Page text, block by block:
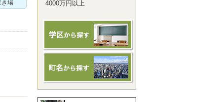
き場
4000万円以上